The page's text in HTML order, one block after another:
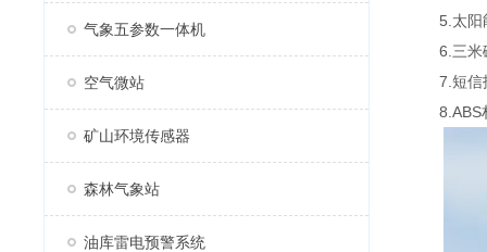
气象五参数一体机
空气微站
矿山环境传感器
森林气象站
油库雷电预警系统
5.太阳能
6.三米碳
7.短信报
8.ABS材